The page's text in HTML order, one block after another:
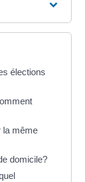
élections
la même
domicile?